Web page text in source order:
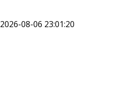
2026-08-06 23:01:20